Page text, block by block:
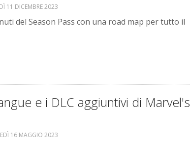
11 DICEMBRE 2023
del Season Pass con una road map per tutto il
e i DLC aggiuntivi di Marvel's
16 MAGGIO 2023